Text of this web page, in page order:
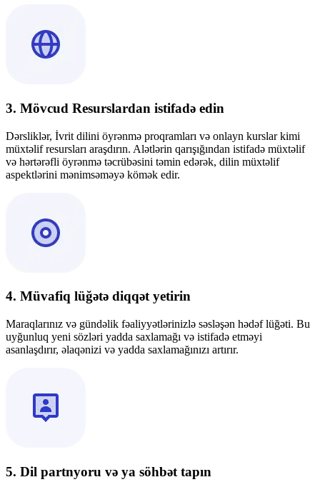
3. Mövcud Resurslardan istifadə edin
Dərsliklər, İvrit dilini öyrənmə proqramları və onlayn kurslar kimi
müxtəlif resursları araşdırın. Alətlərin qarışığından istifadə müxtəlif
və hərtərəfli öyrənmə təcrübəsini təmin edərək, dilin müxtəlif
aspektlərini mənimsəməyə kömək edir.
4. Müvafiq lüğətə diqqət yetirin
Maraqlarınız və gündəlik fəaliyyətlərinizlə səsləşən hədəf lüğəti. Bu
uyğunluq yeni sözləri yadda saxlamağı və istifadə etməyi
asanlaşdırır, əlaqənizi və yadda saxlamağınızı artırır.
5. Dil partnyoru və ya söhbət tapın